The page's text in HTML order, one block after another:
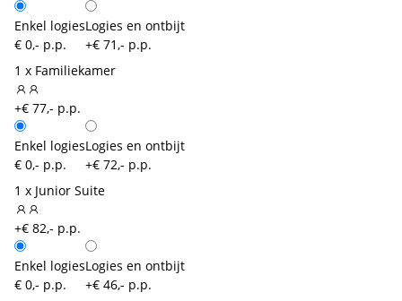
Enkel logies
€ 0,- p.p.
Logies en ontbijt
+€ 71,- p.p.
1 x Familiekamer
+€ 77,- p.p.
Enkel logies
€ 0,- p.p.
Logies en ontbijt
+€ 72,- p.p.
1 x Junior Suite
+€ 82,- p.p.
Enkel logies
€ 0,- p.p.
Logies en ontbijt
+€ 46,- p.p.